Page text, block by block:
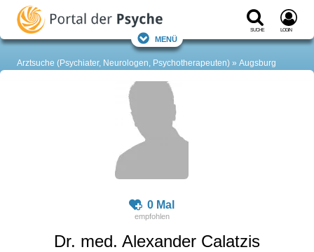
Suche Login
Menü
Arztsuche (Psychiater, Neurologen, Psychotherapeuten) Augsburg
0 Mal
Dr. med. Alexander Calatzis